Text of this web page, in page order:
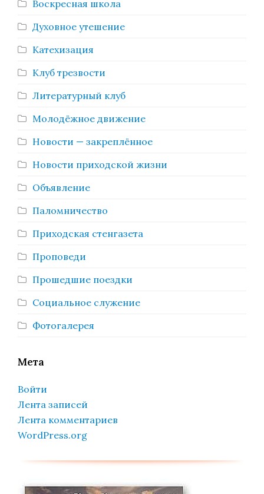
Воскресная школа
Духовное утешение
Катехизация
Клуб трезвости
Литературный клуб
Молодёжное движение
Новости — закреплённое
Новости приходской жизни
Объявление
Паломничество
Приходская стенгазета
Проповеди
Прошедшие поездки
Социальное служение
Фотогалерея
Мета
Войти
Лента записей
Лента комментариев
WordPress.org